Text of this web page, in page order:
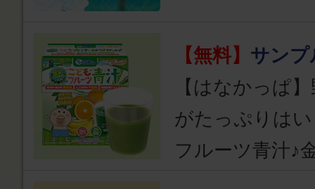
【無料】 サンプ
【はなかっぱ
がたっぷりは
フルーツ青汁♪